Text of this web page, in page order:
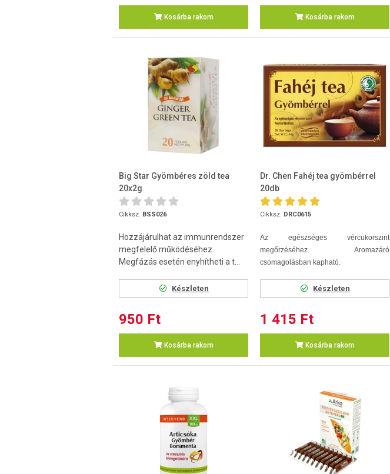
Kosárba rakom Kosárba rakom
Big Star Gyömbéres zöld tea
20x2g
Cikksz. BSS026
Hozzájárulhat az immunrendszer
megfelelő működéséhez.
Megfázás esetén enyhítheti a t...
Készleten
950 Ft
Kosárba rakom
Dr. Chen Fahéj tea gyömbérrel
20db
Cikksz. DRC0615
Az egészséges vércukorszint
megőrzéséhez. Aromazáró
csomagolásban kapható.
Készleten
1 415 Ft
Kosárba rakom